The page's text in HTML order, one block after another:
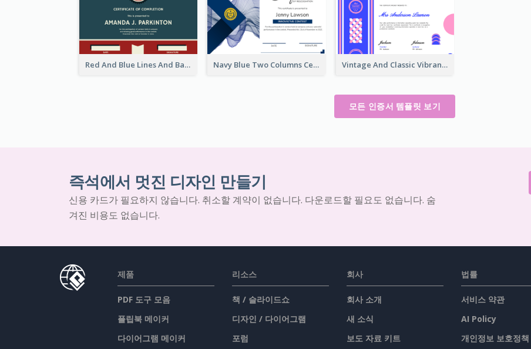
Red And Blue Lines And Badge Completion Certificate Navy Blue Two Columns Certificate Design Idea Vintage And Classic Vibrant Certificate Design Ideas
모든 인증서 템플릿 보기
즉석에서 멋진 디자인 만들기
신용 카드가 필요하지 않습니다. 취소할 계약이 없습니다. 다운로드할 필요도 없습니다. 숨
겨진 비용도 없습니다.
제품
PDF 도구 모음
플립북 메이커
다이어그램 메이커
리소스
책 / 슬라이드쇼
디자인 / 다이어그램
포럼
회사
회사 소개
새 소식
보도 자료 키트
법률
서비스 약관
AI Policy
개인정보 보호정책